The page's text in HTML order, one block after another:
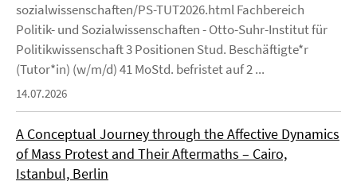
sozialwissenschaften/PS-TUT2026.html Fachbereich
Politik- und Sozialwissenschaften - Otto-Suhr-Institut für
Politikwissenschaft 3 Positionen Stud. Beschäftigte*r
(Tutor*in) (w/m/d) 41 MoStd. befristet auf 2 ...
14.07.2026
A Conceptual Journey through the Affective Dynamics
of Mass Protest and Their Aftermaths – Cairo,
Istanbul, Berlin